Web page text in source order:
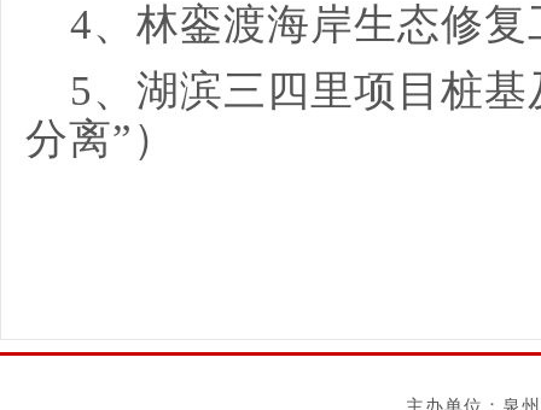
4、林銮渡海岸生态修复
5、湖滨三四里项目桩
分离”）